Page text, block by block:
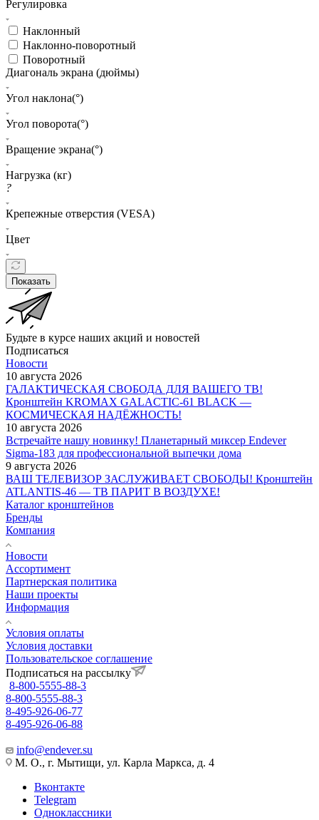
Регулировка
Наклонный
Наклонно-поворотный
Поворотный
Диагональ экрана (дюймы)
Угол наклона(°)
Угол поворота(°)
Вращение экрана(°)
Нагрузка (кг)
?
Крепежные отверстия (VESA)
Цвет
Показать
Будьте в курсе наших акций и новостей
Подписаться
Новости
10 августа 2026
ГАЛАКТИЧЕСКАЯ СВОБОДА ДЛЯ ВАШЕГО ТВ!
Кронштейн KROMAX GALACTIC-61 BLACK —
КОСМИЧЕСКАЯ НАДЁЖНОСТЬ!
10 августа 2026
Встречайте нашу новинку! Планетарный миксер Endever
Sigma-183 для профессиональной выпечки дома
9 августа 2026
ВАШ ТЕЛЕВИЗОР ЗАСЛУЖИВАЕТ СВОБОДЫ! Кронштейн
ATLANTIS-46 — ТВ ПАРИТ В ВОЗДУХЕ!
Каталог кронштейнов
Бренды
Компания
Новости
Ассортимент
Партнерская политика
Наши проекты
Информация
Условия оплаты
Условия доставки
Пользовательское соглашение
Подписаться на рассылку
8-800-5555-88-3
8-800-5555-88-3
8-495-926-06-77
8-495-926-06-88
info@endever.su
М. О., г. Мытищи, ул. Карла Маркса, д. 4
Вконтакте
Telegram
Одноклассники